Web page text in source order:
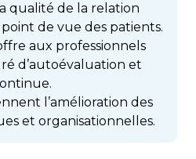
qualité de la relation
de vue des patients.
aux professionnels
d’autoévaluation et
l’amélioration des
et organisationnelles.